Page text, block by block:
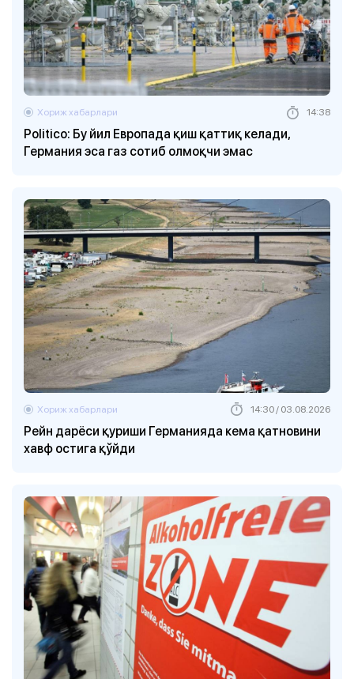
Politico: Бу йил Европада қиш қаттиқ келади,
Германия эса газ сотиб олмоқчи эмас
Хориж хабарлари 14:38
Рейн дарёси қуриши Германияда кема қатновини
хавф остига қўйди
Хориж хабарлари 14:30 / 03.08.2026